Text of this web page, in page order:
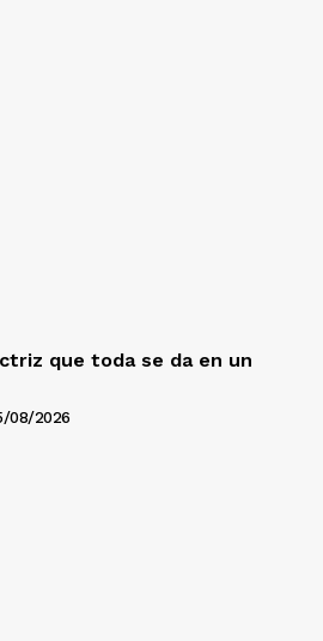
que toda se da en un
08/2026